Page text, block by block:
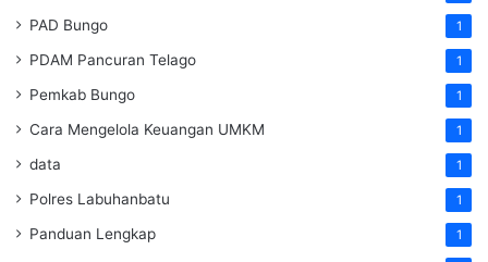
PAD Bungo 1
PDAM Pancuran Telago 1
Pemkab Bungo 1
Cara Mengelola Keuangan UMKM 1
data 1
Polres Labuhanbatu 1
Panduan Lengkap 1